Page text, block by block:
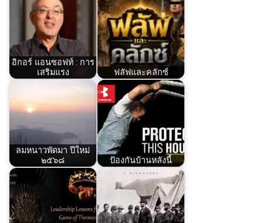
อิกอร์ แอนซอฟท์ : การ
เสริมแรง
ฟลัฟและคลักซ์
ลมหนาวพัดมา ปีใหม่
๒๕๖๘
ป้องกันบ้านหลังนี้